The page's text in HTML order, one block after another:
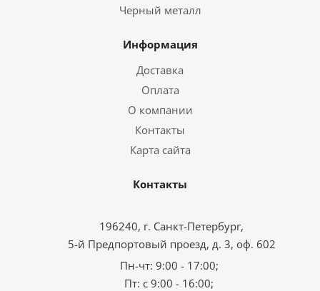
Черный металл
Информация
Доставка
Оплата
О компании
Контакты
Карта сайта
Контакты
196240, г. Санкт-Петербург,
5-й Предпортовый проезд, д. 3, оф. 602
Пн-чт: 9:00 - 17:00;
Пт: с 9:00 - 16:00;